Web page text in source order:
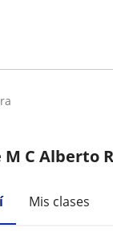
C Alberto
Mis clases